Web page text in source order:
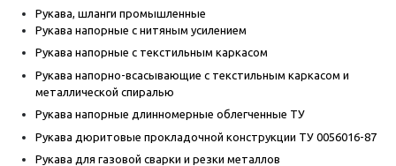
Рукава, шланги промышленные
Рукава напорные с нитяным усилением
Рукава напорные с текстильным каркасом
Рукава напорно-всасывающие с текстильным каркасом и
металлической спиралью
Рукава напорные длинномерные облегченные ТУ
Рукава дюритовые прокладочной конструкции ТУ 0056016-87
Рукава для газовой сварки и резки металлов